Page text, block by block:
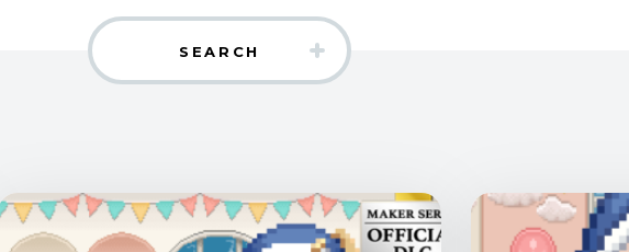
SEARCH